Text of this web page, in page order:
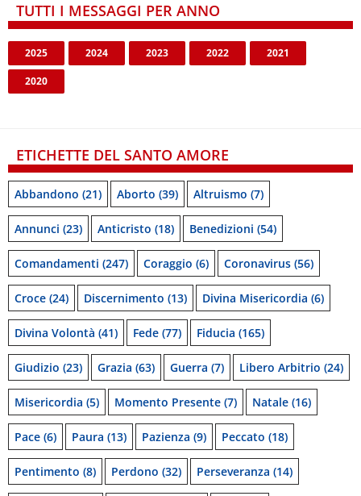
TUTTI I MESSAGGI PER ANNO
2025 2024 2023 2022 2021
2020
ETICHETTE DEL SANTO AMORE
Abbandono (21) Aborto (39) Altruismo (7)
Annunci (23) Anticristo (18) Benedizioni (54)
Comandamenti (247) Coraggio (6) Coronavirus (56)
Croce (24) Discernimento (13) Divina Misericordia (6)
Divina Volontà (41) Fede (77) Fiducia (165)
Giudizio (23) Grazia (63) Guerra (7) Libero Arbitrio (24)
Misericordia (5) Momento Presente (7) Natale (16)
Pace (6) Paura (13) Pazienza (9) Peccato (18)
Pentimento (8) Perdono (32) Perseveranza (14)